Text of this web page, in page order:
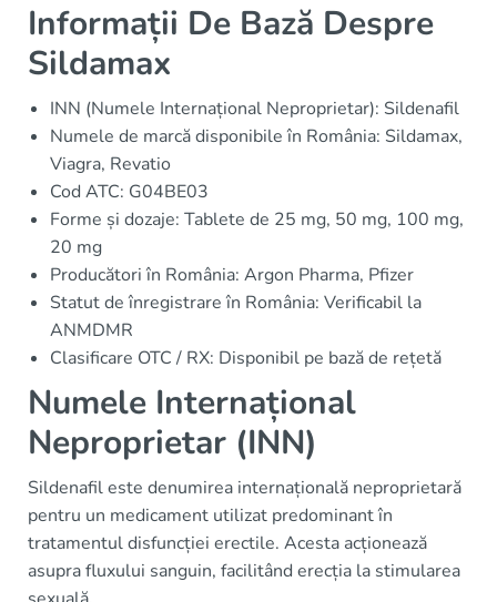
Informații De Bază Despre
Sildamax
INN (Numele Internațional Neproprietar): Sildenafil
Numele de marcă disponibile în România: Sildamax,
Viagra, Revatio
Cod ATC: G04BE03
Forme și dozaje: Tablete de 25 mg, 50 mg, 100 mg,
20 mg
Producători în România: Argon Pharma, Pfizer
Statut de înregistrare în România: Verificabil la
ANMDMR
Clasificare OTC / RX: Disponibil pe bază de rețetă
Numele Internațional
Neproprietar (INN)
Sildenafil este denumirea internațională neproprietară
pentru un medicament utilizat predominant în
tratamentul disfuncției erectile. Acesta acționează
asupra fluxului sanguin, facilitând erecția la stimularea